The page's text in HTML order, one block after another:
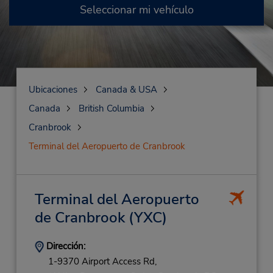
Seleccionar mi vehículo
Ubicaciones
Canada & USA
Canada
British Columbia
Cranbrook
Terminal del Aeropuerto de Cranbrook
Terminal del Aeropuerto
de Cranbrook(YXC)
Dirección:
1-9370 Airport Access Rd,